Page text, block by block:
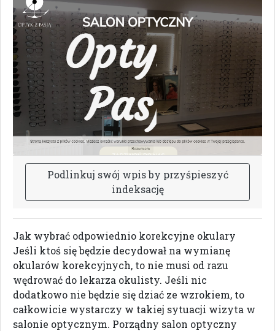
Podlinkuj swój wpisby przyśpieszyć
indeksację
Jak wybrać odpowiednio korekcyjne okulary
Jeśli ktoś się będzie decydował na wymianę
okularów korekcyjnych, to nie musi od razu
wędrować do lekarza okulisty. Jeśli nic
dodatkowo nie będzie się dziać ze wzrokiem, to
całkowicie wystarczy w takiej sytuacji wizyta w
salonie optycznym. Porządny salon optyczny